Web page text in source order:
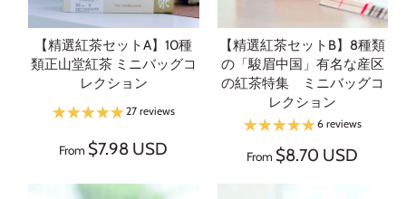
【精選紅茶セットA】10種
類正山堂紅茶 ミニバッグコ
レクション
27 reviews
From $7.98 USD
【精選紅茶セットB】8種類
の「駿眉中国」有名な産区
の紅茶特集 ミニバッグコ
レクション
6 reviews
From $8.70 USD